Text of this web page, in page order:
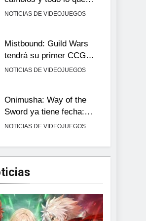
llega con el lanzamiento
NOTICIAS DE VIDEOJUEGOS
Mistbound: Guild Wars
tendrá su primer CCG
digital para PC y móviles
NOTICIAS DE VIDEOJUEGOS
Onimusha: Way of the
Sword ya tiene fecha:
Capcom lanza demo
NOTICIAS DE VIDEOJUEGOS
No Rest for the Wicked
confirma su versión 1.0
NOTICIAS DE VIDEOJUEGOS
Stuntman: Hollywood